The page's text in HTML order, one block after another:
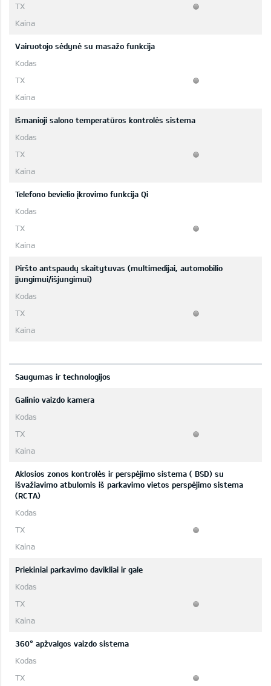
Vairuotojo sėdynė su masažo funkcija
Išmanioji salono temperatūros kontrolės sistema
Telefono bevielio įkrovimo funkcija Qi
Piršto antspaudų skaitytuvas (multimedijai, automobilio
įjungimui/išjungimui)
Saugumas ir technologijos
Galinio vaizdo kamera
Aklosios zonos kontrolės ir perspėjimo sistema ( BSD) su
išvažiavimo atbulomis iš parkavimo vietos perspėjimo sistema
(RCTA)
Priekiniai parkavimo davikliai ir gale
360° apžvalgos vaizdo sistema